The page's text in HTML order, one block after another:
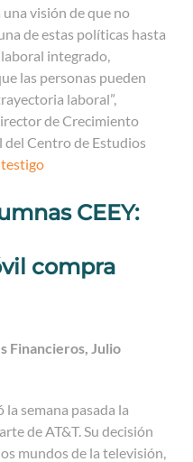
visión de que no
de estas políticas hasta
integrado,
las personas pueden
laboral”,
de Crecimiento
del Centro de Estudios
CEEY:
compra
Financieros, Julio
semana pasada la
de AT&T. Su decisión
mundos de la televisión,